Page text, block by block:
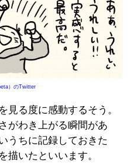
）のTwitter
見る度に感動するそう。
がわき上がる瞬間があ
うちに記録しておきた
描いたといいます。